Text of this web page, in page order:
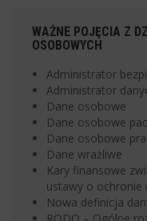
WAŻNE POJĘCIA Z
OSOBOWYCH
Administrator
Administrator
Dane osobowe
Dane osobowe
Dane osobowe
Dane wrażliwe
Kary finansowe
ustawy o ochronie
Nowa definicja
RODO – Ogólne